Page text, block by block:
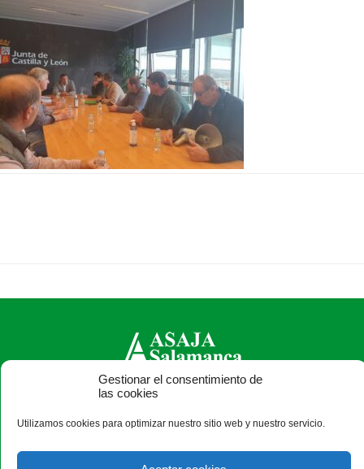
Gestionar el consentimiento de
las cookies
Utilizamos cookies para optimizar nuestro sitio web y nuestro servicio.
ASAJA Salamanca - Jóvenes Agricultores
Camino Estrecho de la Aldehuela, 50, 37003 Salamanca -